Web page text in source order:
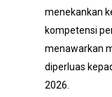
menekankan
kompetensi
menawarkan
diperluas
2026.